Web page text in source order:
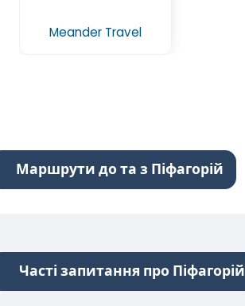
Meander Travel
Маршрути до та з Піфагорій
Часті запитання про Піфагорій